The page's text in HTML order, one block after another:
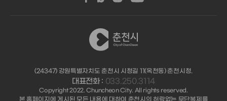
(24347) 강원특별자치도 춘천시 시청길 11(옥천동) 춘천시청.
대표전화 : 033.250.3114
Copyright 2022. Chuncheon City. All rights reserved.
본 홈페이지에 게시된 모든 내용에 대하여 춘천시의 허락없는 무단복제를